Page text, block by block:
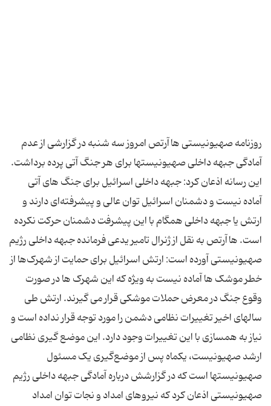
روزنامه صهیونیستی هاآرتص امروز سه شنبه در گزارشی از عدم
آمادگی جبهه داخلی صهیونیستها برای هر جنگ آتی پرده برداشت.
این رسانه اذعان کرد: جبهه داخلی اسرائیل برای جنگ های آتی
آماده نیست و دشمنان اسرائیل توان عالی و پیشرفته‌ای دارند و
ارتش یا جبهه داخلی همگام با این پیشرفت دشمنان حرکت نکرده
است. هاآرتص به نقل از ژنرال تامیر یدعی فرمانده جبهه داخلی رژیم
صهیونیستی آورده است: ارتش اسرائیل برای حمایت از شهرک‌ها از
خطر موشک ها آماده نیست به ویژه که این شهرک ها در صورت
وقوع جنگ در معرض حملات موشکی قرار می گیرند. ارتش طی
سالهای اخیر تغییرات نظامی دشمن را مورد توجه قرار نداده است و
نیاز به همسازی با این تغییرات وجود دارد. این موضع گیری نظامی
ارشد صهیونیست، یکماه پس از موضع‌گیری یک مسئول
صهیونیستها است که در گزارشش درباره آمادگی جبهه داخلی رژیم
صهیونیستی اذعان کرد که نیروهای امداد و نجات توان امداد